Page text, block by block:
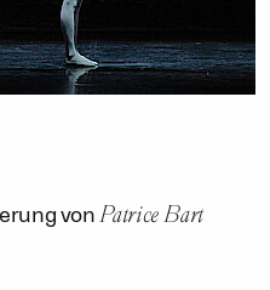
vonPatrice Bart